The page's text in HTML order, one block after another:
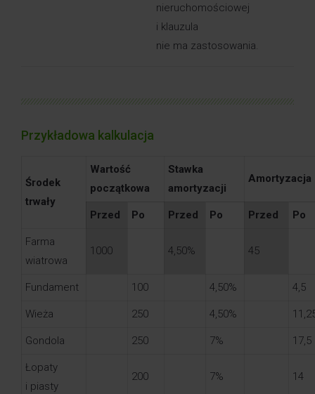
nieruchomościowej
i klauzula
nie ma zastosowania.
Przykładowa kalkulacja
Środek
trwały
Wartość
początkowa
Stawka
amortyzacji
Amortyzacja
Przed Po Przed Po Przed Po
Farma
wiatrowa
1000 4,50% 45
Fundament 100 4,50% 4,5
Wieża 250 4,50%
Gondola 250 7% 17,5
Łopaty
i piasty
200 7% 14